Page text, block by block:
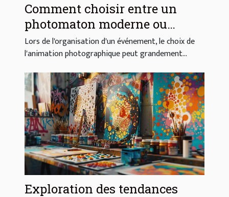
Comment choisir entre un
photomaton moderne ou
vintage pour votre événement
Lors de l'organisation d'un événement, le choix de
l'animation photographique peut grandement...
Exploration des tendances